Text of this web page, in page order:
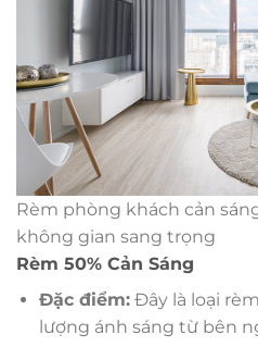
Rèm phòng khách cản
không gian sang trọng
Rèm 50% Cản Sáng
Đặc điểm:Đây là loại
lượng ánh sáng từ bên